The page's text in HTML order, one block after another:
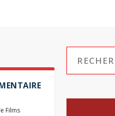
Films